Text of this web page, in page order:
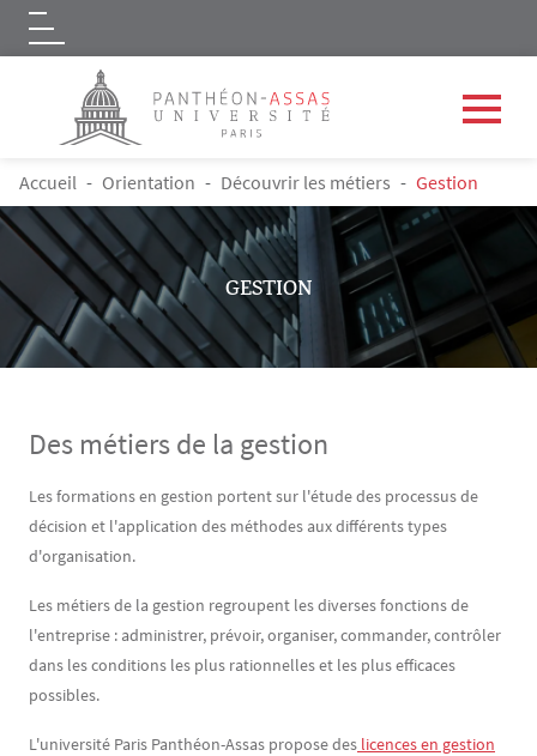
Aller au contenu principal
Logo
FIL D'ARIANE
Accueil Orientation Découvrir les métiers Gestion
GESTION
Des métiers de la gestion
Contenu
Texte
Les formations en gestion portent sur l'étude des processus de
décision et l'application des méthodes aux différents types
d'organisation.
Les métiers de la gestion regroupent les diverses fonctions de
l'entreprise : administrer, prévoir, organiser, commander, contrôler
dans les conditions les plus rationnelles et les plus efficaces
possibles.
L'université Paris Panthéon-Assas propose des licences en gestion